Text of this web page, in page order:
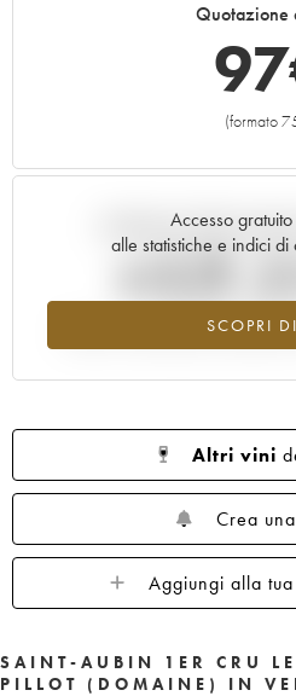
Quotazione
97
(formato
Accesso
alle statistiche e indici
SCOPRI
Andamento della
Valore in aumento per l'annata
Altri vini
Crea
Aggiungi alla
SAINT-AUBIN 1ER CRU
PILLOT (DOMAINE) IN